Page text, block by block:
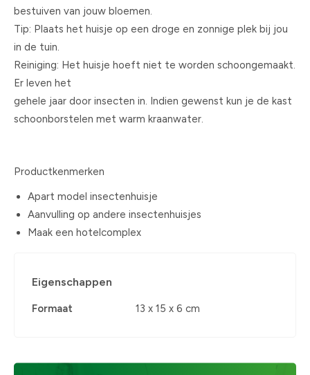
bestuiven van jouw bloemen.
Tip: Plaats het huisje op een droge en zonnige plek bij jou
in de tuin.
Reiniging: Het huisje hoeft niet te worden schoongemaakt.
Er leven het
gehele jaar door insecten in. Indien gewenst kun je de kast
schoonborstelen met warm kraanwater.
Productkenmerken
Apart model insectenhuisje
Aanvulling op andere insectenhuisjes
Maak een hotelcomplex
Eigenschappen
Formaat 13 x 15 x 6 cm